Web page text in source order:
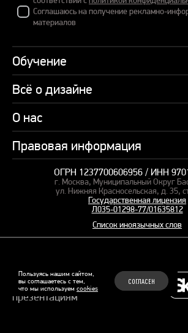
Пользуясь нашим сайтом,
вы соглашаетесь с тем,
что мы используем cookies
СОГЛАСЕН
Соглашаюсь на получение рекламно-
материалов
Обучение
Курсы
Пакетные предложения
Профессии
Подарочные сертификаты
Корпоративное обучение
Курсы для сотрудников
Пакетные предложения
Всё о дизайне
Учебник по презентациям
Банк слайдов
Вебинары
Студия дизайна
Заказать презентацию
О нас
Об академии
СМИ о нас
Правовая информация
Карта сайта
Оферта и лицензия
Политика конфиденциальности
Рекомендательные технологии
Файлы Cookie
ОГРН 1237700606956 / ИНН
г. Москва, Муниципальный Округ
ул. Нижняя Красносельская, д. 35,
Государственная лицензия
Л035-01298-77/01635812
Список иноязычных слов
© 2015–2026 Бонни и Слайд
Обучающие курсы по
презентациям